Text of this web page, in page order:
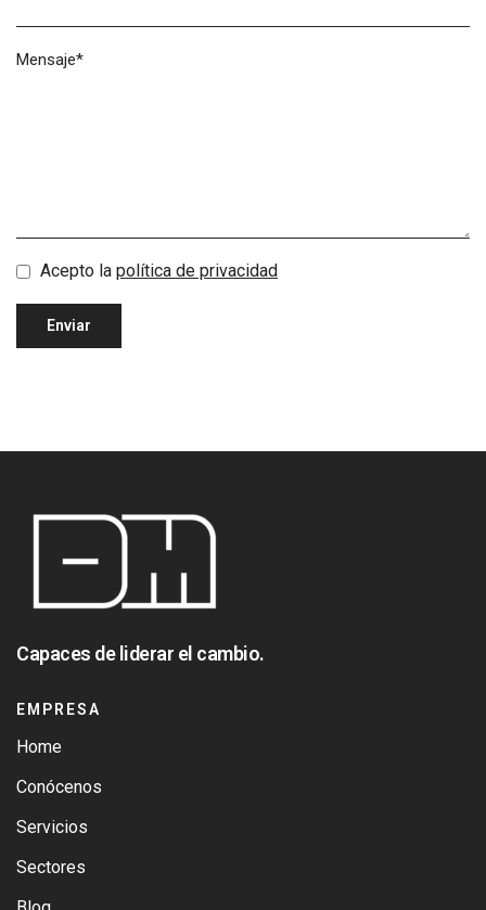
Mensaje*
Acepto la política de privacidad
Capaces de liderar el cambio.
EMPRESA
Home
Conócenos
Servicios
Sectores